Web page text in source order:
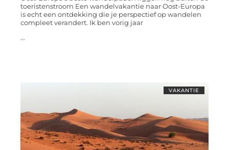
toeristenstroom Een wandelvakantie naar Oost-Europa
is echt een ontdekking die je perspectief op wandelen
compleet verandert. Ik ben vorig jaar
...
VAKANTIE